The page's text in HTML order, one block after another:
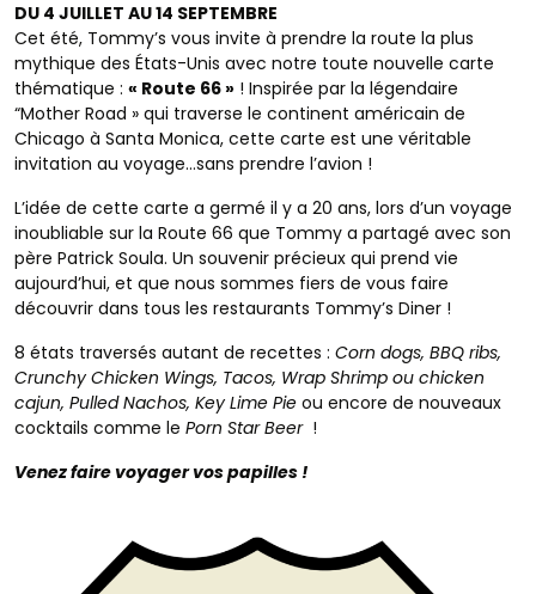
Notre carte
Restaurants
DU 4 JUILLET AU 14 SEPTEMBRE
Cet été, Tommy’s vous invite à prendre la route la plus
mythique des États-Unis avec notre toute nouvelle carte
thématique : « Route 66 » ! Inspirée par la légendaire
“Mother Road » qui traverse le continent américain de
Chicago à Santa Monica, cette carte est une véritable
invitation au voyage…sans prendre l’avion !
L’idée de cette carte a germé il y a 20 ans, lors d’un voyage
inoubliable sur la Route 66 que Tommy a partagé avec son
père Patrick Soula. Un souvenir précieux qui prend vie
aujourd’hui, et que nous sommes fiers de vous faire
découvrir dans tous les restaurants Tommy’s Diner !
8 états traversés autant de recettes : Corn dogs, BBQ ribs,
Crunchy Chicken Wings, Tacos, Wrap Shrimp ou chicken
cajun, Pulled Nachos, Key Lime Pie ou encore de nouveaux
cocktails comme le Porn Star Beer!
Venez faire voyager vos papilles !